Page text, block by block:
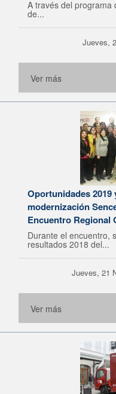
A través del programa
de...
Jueves,
Ver más
Oportunidades 2019
modernización
Encuentro Regional
Durante el encuentro,
resultados 2018 del...
Jueves, 21
Ver más